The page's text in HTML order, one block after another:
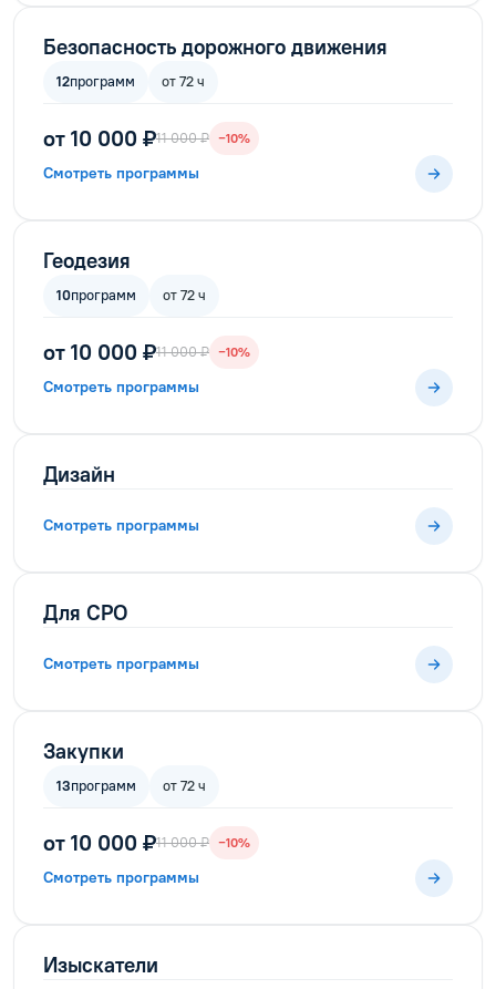
Безопасность дорожного движения
12программ от 72 ч
от 10 000 ₽11 000 ₽ −10%
Смотреть программы
Геодезия
10программ от 72 ч
от 10 000 ₽11 000 ₽ −10%
Смотреть программы
Дизайн
Смотреть программы
Для СРО
Смотреть программы
Закупки
13программ от 72 ч
от 10 000 ₽11 000 ₽ −10%
Смотреть программы
Изыскатели